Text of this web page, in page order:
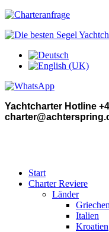
Yachtcharter Hotline
Start
Charter Reviere
Länder
Italien
Kroatien